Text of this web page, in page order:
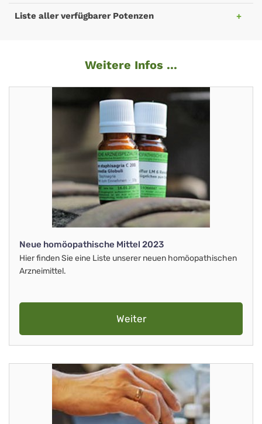
Liste aller verfügbarer Potenzen
Weitere Infos ...
Neue homöopathische Mittel 2023
Hier finden Sie eine Liste unserer neuen homöopathischen
Arzneimittel.
Weiter